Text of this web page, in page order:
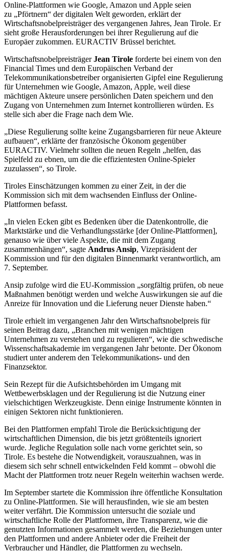
Online-Plattformen wie Google, Amazon und Apple seien
zu „Pförtnern“ der digitalen Welt geworden, erklärt der
Wirtschaftsnobelpreisträger des vergangenen Jahres, Jean Tirole. Er
sieht große Herausforderungen bei ihrer Regulierung auf die
Europäer zukommen. EURACTIV Brüssel berichtet.
WirtschaftsnobelpreisträgerJean Tirole forderte bei einem von den
Financial Times und dem Europäischen Verband der
Telekommunikationsbetreiber organisierten Gipfel eine Regulierung
für Unternehmen wie Google, Amazon, Apple, weil diese
mächtigen Akteure unsere persönlichen Daten speichern und den
Zugang von Unternehmen zum Internet kontrollieren würden. Es
stelle sich aber die Frage nach dem Wie.
„Diese Regulierung sollte keine Zugangsbarrieren für neue Akteure
aufbauen“, erklärte der französische Ökonom gegenüber
EURACTIV. Vielmehr sollten die neuen Regeln „helfen, das
Spielfeld zu ebnen, um die die effizientesten Online-Spieler
zuzulassen“, so Tirole.
Tiroles Einschätzungen kommen zu einer Zeit, in der die
Kommission sich mit dem wachsenden Einfluss der Online-
Plattformen befasst.
„In vielen Ecken gibt es Bedenken über die Datenkontrolle, die
Marktstärke und die Verhandlungsstärke [der Online-Plattformen],
genauso wie über viele Aspekte, die mit dem Zugang
zusammenhängen“, sagte Andrus Ansip, Vizepräsident der
Kommission und für den digitalen Binnenmarkt verantwortlich, am
7. September.
Ansip zufolge wird die EU-Kommission „sorgfältig prüfen, ob neue
Maßnahmen benötigt werden und welche Auswirkungen sie auf die
Anreize für Innovation und die Lieferung neuer Dienste haben.“
Tirole erhielt im vergangenen Jahr den Wirtschaftsnobelpreis für
seinen Beitrag dazu, „Branchen mit wenigen mächtigen
Unternehmen zu verstehen und zu regulieren“, wie die schwedische
Wissenschaftsakademie im vergangenen Jahr betonte. Der Ökonom
studiert unter anderem den Telekommunikations- und den
Finanzsektor.
Sein Rezept für die Aufsichtsbehörden im Umgang mit
Wettbewerbsklagen und der Regulierung ist die Nutzung einer
vielschichtigen Werkzeugkiste. Denn einige Instrumente könnten in
einigen Sektoren nicht funktionieren.
Bei den Plattformen empfahl Tirole die Berücksichtigung der
wirtschaftlichen Dimension, die bis jetzt größtenteils ignoriert
wurde. Jegliche Regulation solle nach vorne gerichtet sein, so
Tirole. Es bestehe die Notwendigkeit, vorauszuahnen, was in
diesem sich sehr schnell entwickelnden Feld kommt – obwohl die
Macht der Plattformen trotz neuer Regeln weiterhin wachsen werde.
Im September startete die Kommission ihre öffentliche Konsultation
zu Online-Plattformen. Sie will herausfinden, wie sie am besten
weiter verfährt. Die Kommission untersucht die soziale und
wirtschaftliche Rolle der Plattformen, ihre Transparenz, wie die
genutzten Informationen gesammelt werden, die Beziehungen unter
den Plattformen und andere Anbieter oder die Freiheit der
Verbraucher und Händler, die Plattformen zu wechseln.